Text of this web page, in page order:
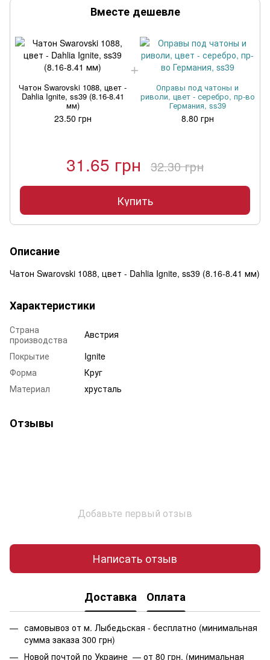
Вместе дешевле
Чатон Swarovski 1088, цвет -
Dahlia Ignite, ss39 (8.16-8.41
мм)
23.50 грн
Оправы под чатоны и
риволи, цвет - серебро, пр-во
Германия, ss39
8.80 грн
31.65 грн 32.30 грн
Купить
Описание
Чатон Swarovski 1088, цвет - Dahlia Ignite, ss39 (8.16-8.41 мм)
Характеристики
Страна
производства
Австрия
Покрытие
Ignite
Форма
Круг
Материал
хрусталь
Отзывы
Добавьте первый отзыв
Написать отзыв
Доставка Оплата
самовывоз от м. Лыбедьская - бесплатно (минимальная
сумма заказа 300 грн)
Новой почтой по Украине — от 80 грн. (минимальная